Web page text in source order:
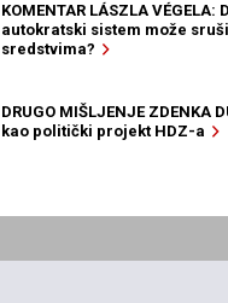
KOMENTAR LÁSZLA VÉGELA:
autokratski sistem može
sredstvima?
DRUGO MIŠLJENJE ZDENKA
kao politički projekt HDZ-a